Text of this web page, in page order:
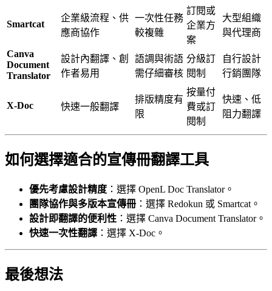
Smartcat
企業級流程、供
應商協作
一次性任務
較複雜
訂閱或
企業方
案
大型組織
與代理商
Canva
Document
Translator
設計內翻譯、創
作者易用
語調與術語
需仔細審核
分級訂
閱制
自行設計
行銷團隊
X-Doc 快速一般翻譯
排版精度有
限
按量付
費或訂
閱制
快速、低
阻力翻譯
如何選擇適合的宣傳冊翻譯工具
優先考慮設計精度 ：選擇 OpenL Doc Translator。
團隊協作與多版本宣傳冊 ：選擇 Redokun 或 Smartcat。
設計即翻譯的便利性 ：選擇 Canva Document Translator。
快速一次性翻譯 ：選擇 X-Doc。
最後想法